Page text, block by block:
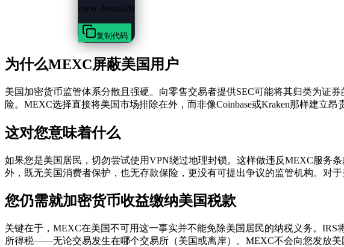
mexc-bonus20
复制代码
为什么MEXC屏蔽美国用户
美国加密货币监管体系分散且强硬。向零售交易者提供SEC可能将其归类为证
险。MEXC选择直接将美国市场排除在外，而非像Coinbase或Kraken那样建立
这对您意味着什么
如果您是美国居民，切勿尝试使用VPN绕过地理封锁。这样做违反MEXC服
外，既无美国消费者保护，也无存款保险，更没有可提出争议的监管机构。对
您仍需就加密货币收益缴纳美国税款
关键在于，MEXC在美国不可用这一事实并不能免除美国居民的纳税义务。
所得税——无论交易发生在哪个交易所（美国或离岸）。MEXC不会向您发放